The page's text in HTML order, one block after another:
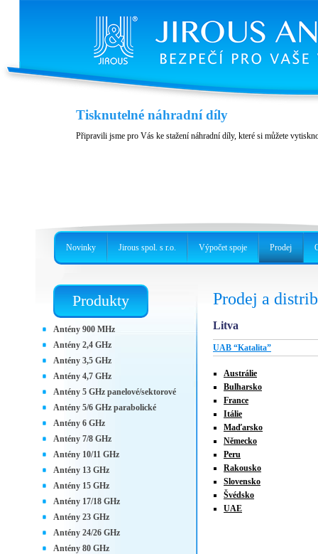
Ochrana proti sněhu pro 60 GHz
2 nové modely pro UBNT AF60 LR nebo pro AF60 a GBE-LR
Tisknutelné náhradní díly
Připravili jsme pro Vás ke stažení náhradní díly, které si můžete
Prodej a
Litva
UAB “Katalita”
Austrálie
Bulharsko
France
Itálie
Maďarsko
Německo
Peru
Rakousko
Slovensko
Švédsko
UAE
Produkty
Antény 900 MHz
Antény 2,4 GHz
Antény 3,5 GHz
Antény 4,7 GHz
Antény 5 GHz panelové/sektorové
Antény 5/6 GHz parabolické
Antény 6 GHz
Antény 7/8 GHz
Antény 10/11 GHz
Antény 13 GHz
Antény 15 GHz
Antény 17/18 GHz
Antény 23 GHz
Antény 24/26 GHz
Antény 80 GHz
Novinky Jirous spol. s r.o. Výpočet spoje Prodej